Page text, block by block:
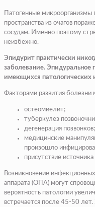
Патогенные микроорганизмы
пространства из очагов
сосудам. Именно поэтому
неизбежно.
Эпидурит практически
заболевание. Эпидуральное
имеющихся патологических
Факторами развития болезни
остеомиелит;
туберкулез
дегенерация позвонков;
медицинские
произошло
присутствие
Возникновение
аппарата (ОПА) могут
вероятность патологии
встречается после 45-50